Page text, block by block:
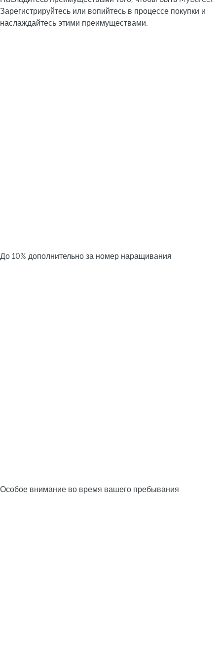
Зарегистрируйтесь или вопийтесь в процессе покупки и
наслаждайтесь этими преимуществами.
До 10% дополнительно за номер наращивания
Особое внимание во время вашего пребывания